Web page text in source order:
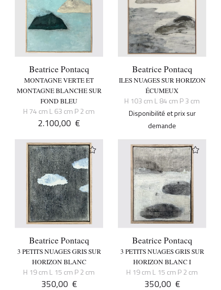
Beatrice Pontacq
MONTAGNE VERTE ET
MONTAGNE BLANCHE SUR
FOND BLEU
H 74 cm L 63 cm P 2 cm
2.100,00 €
Beatrice Pontacq
ILES NUAGES SUR HORIZON
ÉCUMEUX
H 103 cm L 84 cm P 3 cm
Disponibilité et prix sur
demande
Beatrice Pontacq
3 PETITS NUAGES GRIS SUR
HORIZON BLANC
H 19 cm L 15 cm P 2 cm
350,00 €
Beatrice Pontacq
3 PETITS NUAGES GRIS SUR
HORIZON BLANC I
H 19 cm L 15 cm P 2 cm
350,00 €